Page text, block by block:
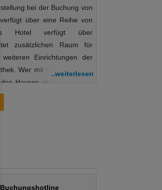
bei der Buchung von
über eine Reihe von
Das Hotel verfügt über
zusätzlichen Raum für
Einrichtungen der
Wer mit dem Fahrzeug
Hauses abstellen. Unter
Sicherheitsdienst, ein
Betreuung, ein
ein Weckdienst, ein
den Fahrradverleih zu
Kostenfrei steht
Unterstützung bei
Kreditkarten werden im
..weiterlesen
Buchungshotline